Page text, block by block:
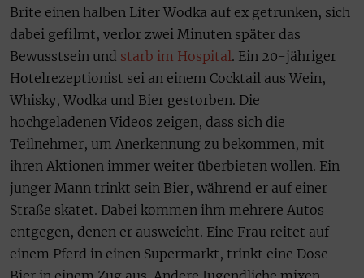
Brite einen halben Liter Wodka auf ex getrunken, sich
dabei gefilmt, verlor zwei Minuten später das
Bewusstsein und starb im Hospital. Ein 20-jähriger
Hotelrezeptionist sei an einem Cocktail aus Wein,
Whisky, Wodka und Bier gestorben. Die
hochgeladenen Videos zeigen, dass sich die
Teilnehmer, um Anerkennung zu bekommen, mit
ihren Aktionen immer weiter überbieten wollen. Ein
junger Mann trinkt sein Bier, während er auf einer
Straße skatet. Dabei kommen ihm mehrere Autos
entgegen, denen er ausweicht. Eine Frau reitet auf
einem Pferd in einen Supermarkt, trinkt eine Dose